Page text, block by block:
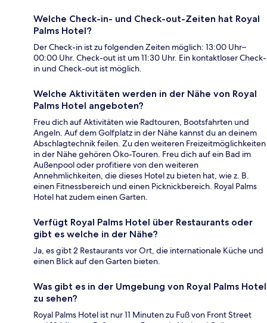
Welche Check-in- und Check-out-Zeiten hat Royal
Palms Hotel?
Der Check-in ist zu folgenden Zeiten möglich: 13:00 Uhr–
00:00 Uhr. Check-out ist um 11:30 Uhr. Ein kontaktloser Check-
in und Check-out ist möglich.
Welche Aktivitäten werden in der Nähe von Royal
Palms Hotel angeboten?
Freu dich auf Aktivitäten wie Radtouren, Bootsfahrten und
Angeln. Auf dem Golfplatz in der Nähe kannst du an deinem
Abschlagtechnik feilen. Zu den weiteren Freizeitmöglichkeiten
in der Nähe gehören Öko-Touren. Freu dich auf ein Bad im
Außenpool oder profitiere von den weiteren
Annehmlichkeiten, die dieses Hotel zu bieten hat, wie z. B.
einen Fitnessbereich und einen Picknickbereich. Royal Palms
Hotel hat zudem einen Garten.
Verfügt Royal Palms Hotel über Restaurants oder
gibt es welche in der Nähe?
Ja, es gibt 2 Restaurants vor Ort, die internationale Küche und
einen Blick auf den Garten bieten.
Was gibt es in der Umgebung von Royal Palms Hotel
zu sehen?
Royal Palms Hotel ist nur 11 Minuten zu Fuß von Front Street